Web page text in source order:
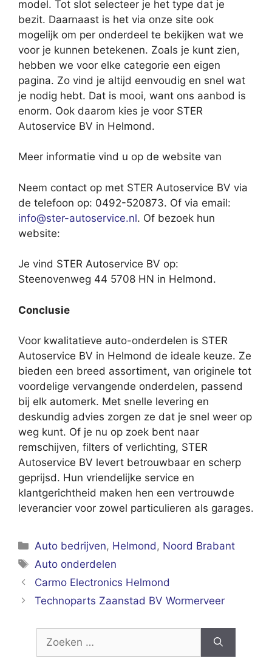
model. Tot slot selecteer je het type dat je
bezit. Daarnaast is het via onze site ook
mogelijk om per onderdeel te bekijken wat we
voor je kunnen betekenen. Zoals je kunt zien,
hebben we voor elke categorie een eigen
pagina. Zo vind je altijd eenvoudig en snel wat
je nodig hebt. Dat is mooi, want ons aanbod is
enorm. Ook daarom kies je voor STER
Autoservice BV in Helmond.
Meer informatie vind u op de website van
Neem contact op met STER Autoservice BV via
de telefoon op: 0492-520873. Of via email:
info@ster-autoservice.nl. Of bezoek hun
website:
Je vind STER Autoservice BV op:
Steenovenweg 44 5708 HN in Helmond.
Conclusie
Voor kwalitatieve auto-onderdelen is STER
Autoservice BV in Helmond de ideale keuze. Ze
bieden een breed assortiment, van originele tot
voordelige vervangende onderdelen, passend
bij elk automerk. Met snelle levering en
deskundig advies zorgen ze dat je snel weer op
weg kunt. Of je nu op zoek bent naar
remschijven, filters of verlichting, STER
Autoservice BV levert betrouwbaar en scherp
geprijsd. Hun vriendelijke service en
klantgerichtheid maken hen een vertrouwde
leverancier voor zowel particulieren als garages.
Categorieën
Auto bedrijven, Helmond, Noord Brabant
Tags
Auto onderdelen
Carmo Electronics Helmond
Technoparts Zaanstad BV Wormerveer
Zoek